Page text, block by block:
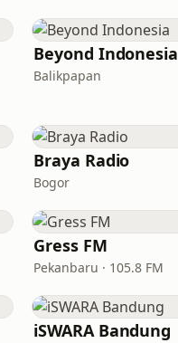
Beyond Indonesia
Balikpapan
Braya Radio
Bogor
Gress FM
Pekanbaru · 105.8 FM
iSWARA Bandung